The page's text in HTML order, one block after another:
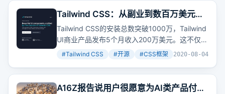
Tailwind CSS：从副业到数百万美元的
业务
Tailwind CSS的安装总数突破1000万，Tailwind
UI商业产品发布5个月收入200万美元。这不仅是
一个关于从副业到数百万美元业务的故事，更是
简单的CSS框架转变为广泛采用的工具的历程。
#Tailwind CSS #开源 #CSS框架 +2
2020-08-04
A16Z报告说用户很愿意为AI类产品付